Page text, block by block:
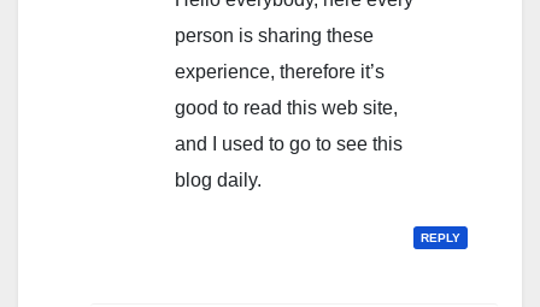
person is sharing these
experience, therefore it’s
good to read this web site,
and I used to go to see this
blog daily.
REPLY